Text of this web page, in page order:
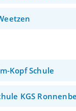
Kopf Schule
KGS